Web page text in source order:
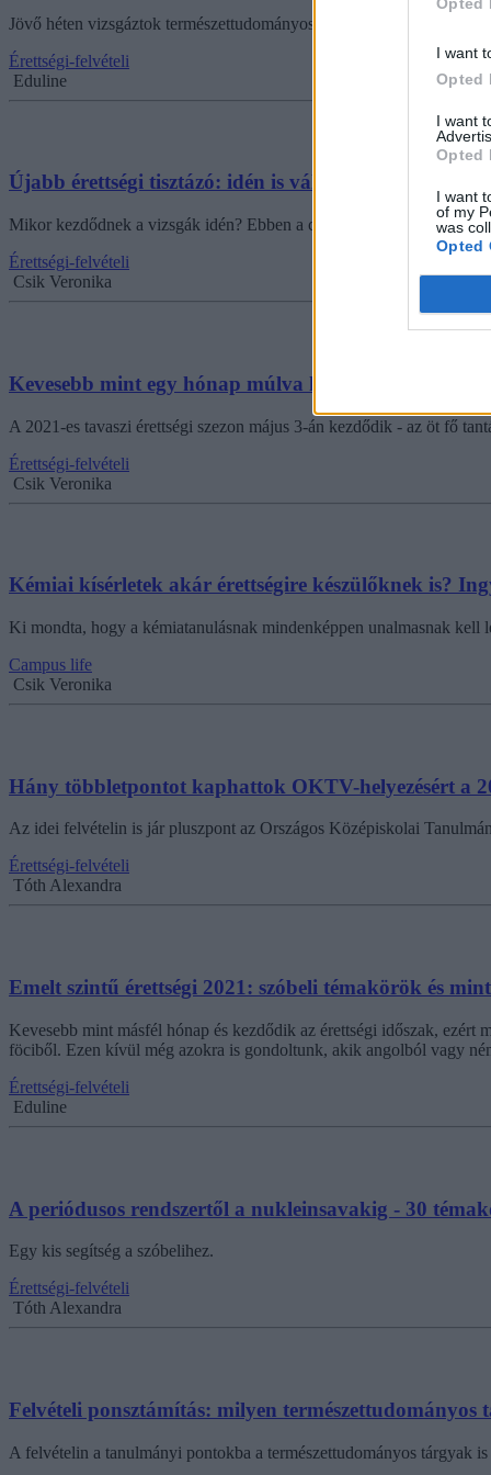
I want
Opted
I want
Opted
I want
of my
was
Opted
Jövő héten vizsgáztok természettudományos tárgyakból?
Érettségi-felvételi
Eduline
Újabb érettségi tisztázó: idén is változik az érettségi
Mikor kezdődnek a vizsgák idén? Ebben a cikksorozatunkban az
Érettségi-felvételi
Csik Veronika
Kevesebb mint egy hónap múlva kezdődnek a
A 2021-es tavaszi érettségi szezon május 3-án kezdődik - az öt fő
Érettségi-felvételi
Csik Veronika
Kémiai kísérletek akár érettségire készülőknek is?
Ki mondta, hogy a kémiatanulásnak mindenképpen unalmasnak kell
Campus life
Csik Veronika
Hány többletpontot kaphattok OKTV-helyezésért a
Az idei felvételin is jár pluszpont az Országos Középiskolai
Érettségi-felvételi
Tóth Alexandra
Emelt szintű érettségi 2021: szóbeli témakörök és
Kevesebb mint másfél hónap és kezdődik az érettségi időszak,
föciből. Ezen kívül még azokra is gondoltunk, akik angolból vagy
Érettségi-felvételi
Eduline
A periódusos rendszertől a nukleinsavakig - 30
Egy kis segítség a szóbelihez.
Érettségi-felvételi
Tóth Alexandra
Felvételi ponsztámítás: milyen természettudományos
A felvételin a tanulmányi pontokba a természettudományos tárgyak